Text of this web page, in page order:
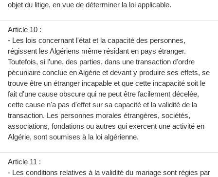
objet du litige, en vue de déterminer la loi applicable.
Article 10 :
- Les lois concernant l'état et la capacité des personnes,
régissent les Algériens même résidant en pays étranger.
Toutefois, si l’une, des parties, dans une transaction d'ordre
pécuniaire conclue en Algérie et devant y produire ses effets, se
trouve être un étranger incapable et que cette incapacité soit le
fait d'une cause obscure qui ne peut être facilement décelée,
cette cause n'a pas d'effet sur sa capacité et la validité de la
transaction. Les personnes morales étrangères, sociétés,
associations, fondations ou autres qui exercent une activité en
Algérie, sont soumises à la loi algérienne.
Article 11 :
- Les conditions relatives à la validité du mariage sont régies par